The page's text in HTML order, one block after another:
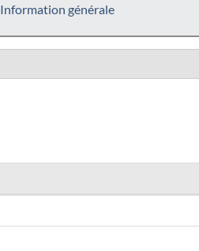
Information générale